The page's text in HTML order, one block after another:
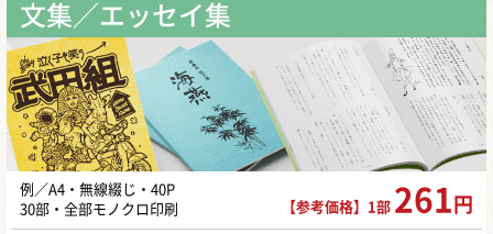
文集／エッセイ集
例／A4・無線綴じ・40P
30部・全部モノクロ印刷
【参考価格】1部 261 円